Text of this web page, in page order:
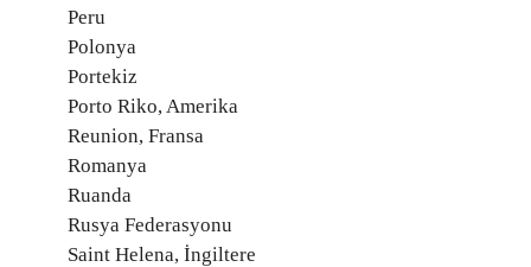
Peru
Polonya
Portekiz
Porto Riko, Amerika
Reunion, Fransa
Romanya
Ruanda
Rusya Federasyonu
Saint Helena, İngiltere